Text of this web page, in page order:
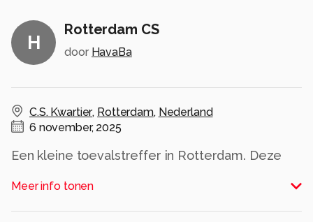
H
Rotterdam CS
door HavaBa
C.S. Kwartier, Rotterdam, Nederland
6 november, 2025
Een kleine toevalstreffer in Rotterdam. Deze
het CS gebouw en dat geeft een leuk bij-effect
aan de foto.
Meer info tonen